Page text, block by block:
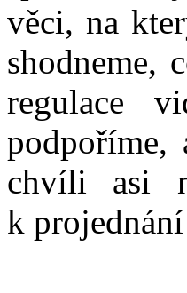
věci, na
shodneme,
regulace
chvíli asi
k